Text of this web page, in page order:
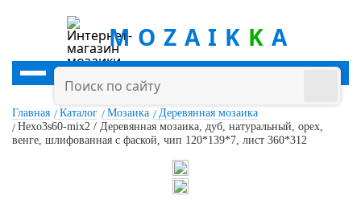
MOZAIK K A
Главная Каталог Мозаика
Деревянная мозаика
Hexo3s60-mix2 / Деревянная мозаика, дуб, натуральный, орех,
венге, шлифованная с фаской, чип 120*139*7, лист 360*312